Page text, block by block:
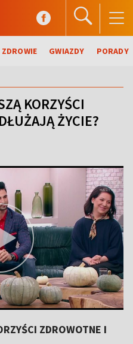
ZDROWIE GWIAZDY PORADY
KORZYŚCI
ŻYCIE?
ZDROWOTNE I